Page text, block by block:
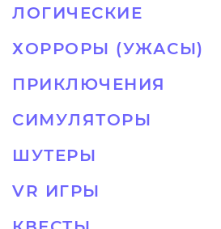
ЛОГИЧЕСКИЕ
ХОРРОРЫ (УЖАСЫ)
ПРИКЛЮЧЕНИЯ
СИМУЛЯТОРЫ
ШУТЕРЫ
VR ИГРЫ